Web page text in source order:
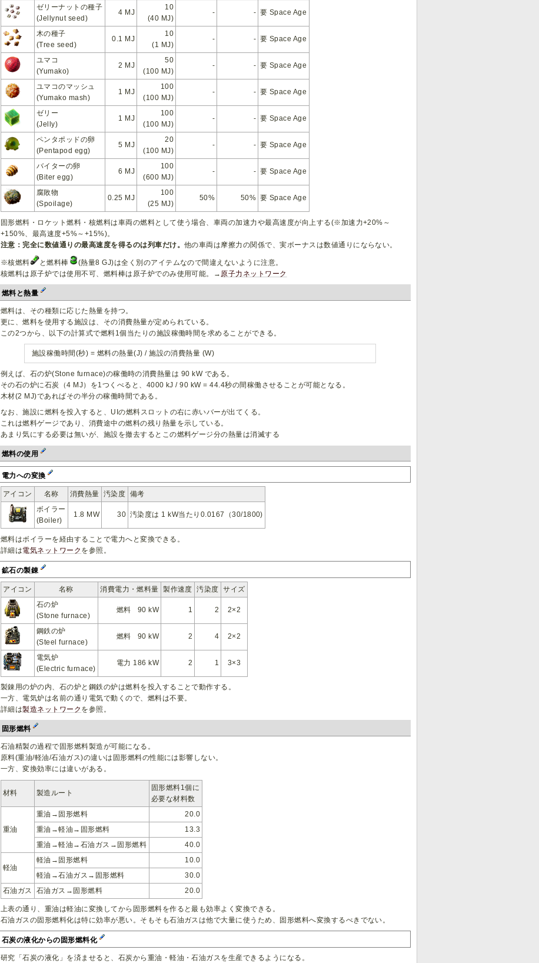
ゼリーナットの種子
(Jellynut seed)
4 MJ
10
(40 MJ)
- - 要 Space Age
木の種子
(Tree seed)
0.1 MJ
10
(1 MJ)
- - 要 Space Age
ユマコ
(Yumako)
2 MJ
50
(100 MJ)
- - 要 Space Age
ユマコのマッシュ
(Yumako mash)
1 MJ
100
(100 MJ)
- - 要 Space Age
ゼリー
(Jelly)
1 MJ
100
(100 MJ)
- - 要 Space Age
ペンタポッドの卵
(Pentapod egg)
5 MJ
20
(100 MJ)
- - 要 Space Age
バイターの卵
(Biter egg)
6 MJ
100
(600 MJ)
- - 要 Space Age
腐敗物
(Spoilage)
0.25 MJ
100
(25 MJ)
50% 50% 要 Space Age
固形燃料・ロケット燃料・核燃料は車両の燃料として使う場合、車両の加速力や最高速度が向上する(※加速力+20%～
+150%、最高速度+5%～+15%)。
注意：完全に数値通りの最高速度を得るのは列車だけ。 他の車両は摩擦力の関係で、実ボーナスは数値通りにならない。
※核燃料 と燃料棒
(熱量8 GJ)は全く別のアイテムなので間違えないように注意。
核燃料は原子炉では使用不可、燃料棒は原子炉でのみ使用可能。→ 原子力ネットワーク
燃料と熱量
燃料は、その種類に応じた熱量を持つ。
更に、燃料を使用する施設は、その消費熱量が定められている。
この2つから、以下の計算式で燃料1個当たりの施設稼働時間を求めることができる。
施設稼働時間(秒) = 燃料の熱量(J) / 施設の消費熱量 (W)
例えば、石の炉(Stone furnace)の稼働時の消費熱量は 90 kW である。
その石の炉に石炭（4 MJ）を1つくべると、4000 kJ / 90 kW = 44.4秒の間稼働させることが可能となる。
木材(2 MJ)であればその半分の稼働時間である。
なお、施設に燃料を投入すると、UIの燃料スロットの右に赤いバーが出てくる。
これは燃料ゲージであり、消費途中の燃料の残り熱量を示している。
あまり気にする必要は無いが、施設を撤去するとこの燃料ゲージ分の熱量は消滅する
燃料の使用
電力への変換
アイコン 名称 消費熱量 汚染度 備考
ボイラー
(Boiler)
1.8 MW 30 汚染度は 1 kW当たり0.0167（30/1800)
燃料はボイラーを経由することで電力へと変換できる。
詳細は電気ネットワーク を参照。
鉱石の製錬
アイコン 名称 消費電力・燃料量 製作速度 汚染度 サイズ
石の炉
(Stone furnace)
燃料 90 kW 1 2 2×2
鋼鉄の炉
(Steel furnace)
燃料 90 kW 2 4 2×2
電気炉
(Electric furnace)
電力 186 kW 2 1 3×3
製錬用の炉の内、石の炉と鋼鉄の炉は燃料を投入することで動作する。
一方、電気炉は名前の通り電気で動くので、燃料は不要。
詳細は製造ネットワーク を参照。
固形燃料
石油精製の過程で固形燃料製造が可能になる。
原料(重油/軽油/石油ガス)の違いは固形燃料の性能には影響しない。
一方、変換効率には違いがある。
材料 製造ルート
固形燃料1個に
必要な材料数
重油
重油→固形燃料
20.0
重油→軽油→固形燃料
13.3
重油→軽油→石油ガス→固形燃料
40.0
軽油
軽油→固形燃料
10.0
軽油→石油ガス→固形燃料
30.0
石油ガス
石油ガス→固形燃料 20.0
上表の通り、重油は軽油に変換してから固形燃料を作ると最も効率よく変換できる。
石油ガスの固形燃料化は特に効率が悪い。そもそも石油ガスは他で大量に使うため、固形燃料へ変換するべきでない。
石炭の液化からの固形燃料化
研究「石炭の液化」を済ませると、石炭から重油・軽油・石油ガスを生産できるようになる。